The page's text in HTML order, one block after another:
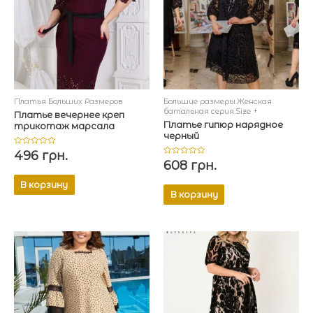
Платья Больших Размеров
Платье вечернее креп
трикотаж марсала
Оценка
0
496 грн.
В корзину
Большие размеры.Женская
батальная серия.Size +
Платье гипюр нарядное
черный
Оценка
0
608 грн.
В корзину